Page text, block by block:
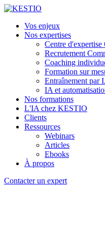
Vos enjeux
Nos expertises
Centre
Recrutement
Coaching
Formation sur
Entraînement par
IA et
Nos formations
L'IA chez KESTIO
Clients
Ressources
Webinars
Articles
Ebooks
À propos
Contacter un expert